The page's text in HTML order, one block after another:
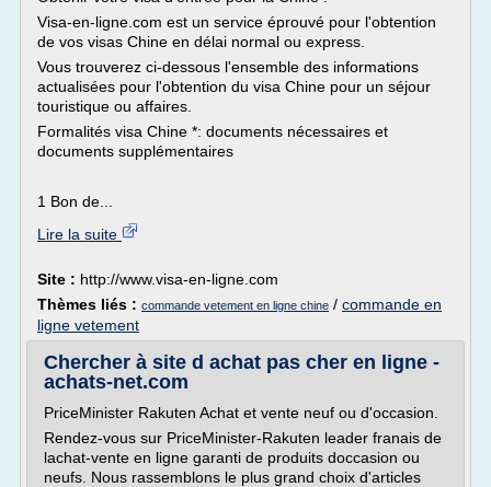
Visa-en-ligne.com est un service éprouvé pour l'obtention
de vos visas Chine en délai normal ou express.
Vous trouverez ci-dessous l'ensemble des informations
actualisées pour l'obtention du visa Chine pour un séjour
touristique ou affaires.
Formalités visa Chine *: documents nécessaires et
documents supplémentaires
1 Bon de...
Lire la suite
Site : http://www.visa-en-ligne.com
Thèmes liés : commande vetement en ligne chine / commande en
ligne vetement
Chercher à site d achat pas cher en ligne -
achats-net.com
PriceMinister Rakuten Achat et vente neuf ou d'occasion.
Rendez-vous sur PriceMinister-Rakuten leader franais de
lachat-vente en ligne garanti de produits doccasion ou
neufs. Nous rassemblons le plus grand choix d'articles